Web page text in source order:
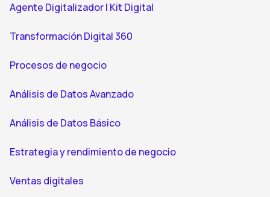
Agente Digitalizador | Kit Digital
Transformación Digital 360
Procesos de negocio
Análisis de Datos Avanzado
Análisis de Datos Básico
Estrategia y rendimiento de negocio
Ventas digitales